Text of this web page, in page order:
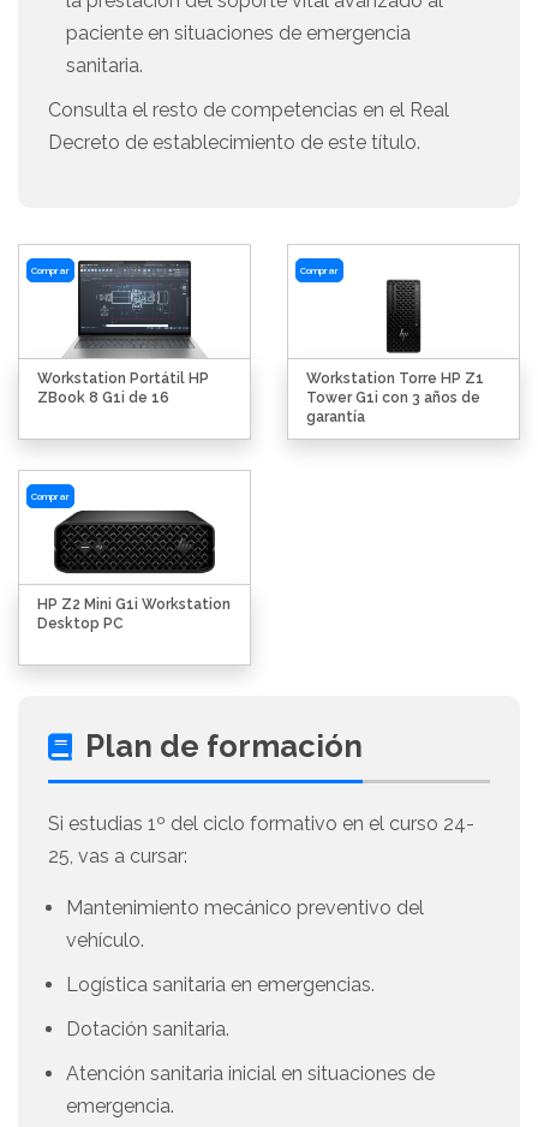
paciente en situaciones de emergencia
sanitaria.
Consulta el resto de competencias en el Real
Decreto de establecimiento de este título.
Comprar
Workstation Portátil HP
ZBook 8 G1i de 16
Comprar
Workstation Torre HP Z1
Tower G1i con 3 años de
garantía
Comprar
HP Z2 Mini G1i Workstation
Desktop PC
Plan de formación
Si estudias 1º del ciclo formativo en el curso 24-
25, vas a cursar:
Mantenimiento mecánico preventivo del
vehículo.
Logística sanitaria en emergencias.
Dotación sanitaria.
Atención sanitaria inicial en situaciones de
emergencia.